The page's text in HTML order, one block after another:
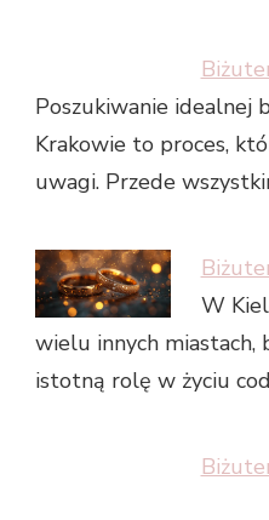
Poszukiwanie idealnej
Krakowie to proces,
uwagi. Przede
W
wielu innych
istotną rolę w życiu